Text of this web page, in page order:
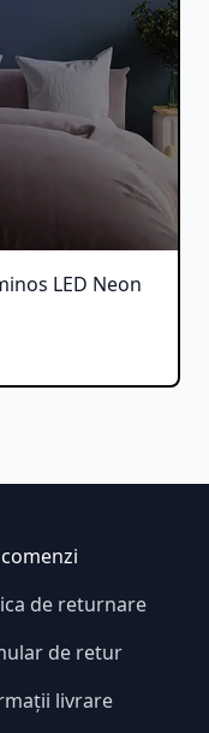
LED Neon
de returnare
de retur
livrare